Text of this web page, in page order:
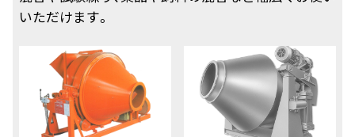
いただけます。